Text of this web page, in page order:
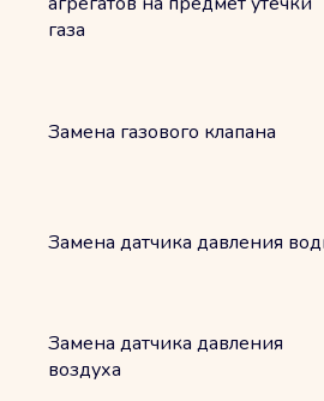
газа
Замена газового клапана
Замена датчика давления
Замена датчика давления
воздуха